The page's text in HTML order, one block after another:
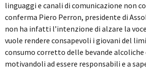
linguaggi e canali di comunicazione non
conferma Piero Perron, presidente di
non ha infatti l’intenzione di alzare la
vuole rendere consapevoli i giovani del
consumo corretto delle bevande alcoliche
motivandoli ad essere responsabili e a